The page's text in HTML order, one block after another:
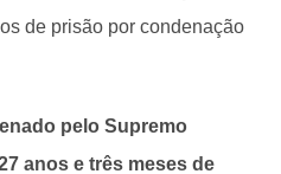
de prisão por condenação
pelo Supremo
anos e três meses de